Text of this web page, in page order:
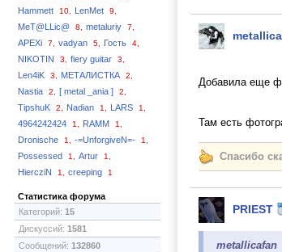
Hammett 10, LenMet 9,
MeT@LLic@ 8, metaluriy 7,
APEXi 7, vadyan 5, Гость 4,
NIKOTIN 3, fiery guitar 3,
Len4iK 3, МЕТАЛИСТКА 2,
Nastia 2, [ metal _ania ] 2,
TipshuK 2, Nadian 1, LARS 1,
4964242424 1, RAMM 1,
Dronische 1, -=UnforgiveN=- 1,
Possessed 1, Artur 1,
HiercziN 1, creeping 1
Статистика форума
Категорий: 15
Дискуссий: 1581
Сообщений: 132860
Добавила еще
Там есть
Спасибо
PRIEST
metallicafan